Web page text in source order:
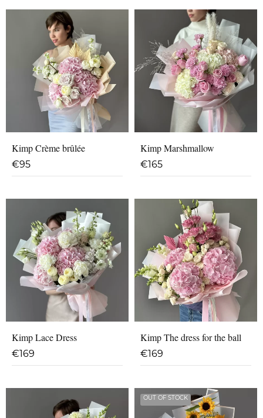
Kimp Crème brûlée
€95
Kimp Marshmallow
€165
Kimp Lace Dress
€169
Kimp The dress for the ball
€169
OUT OF STOCK